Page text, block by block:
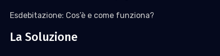
Esdebitazione: Cos’è e come funziona?
La Soluzione